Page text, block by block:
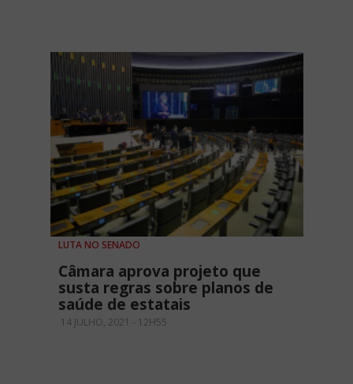
LUTA NO SENADO
Câmara aprova projeto que
susta regras sobre planos de
saúde de estatais
14 JULHO, 2021 - 12H55